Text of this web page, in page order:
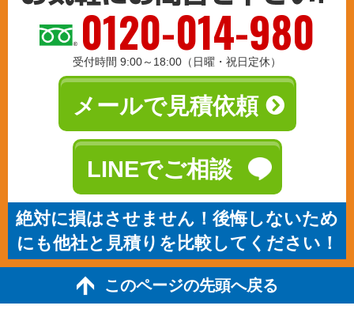
0120-014-980
受付時間 9:00～18:00（日曜・祝日定休）
メールで見積依頼
LINEでご相談
絶対に損はさせません！後悔しないため
にも他社と見積りを比較してください！
このページの先頭へ戻る